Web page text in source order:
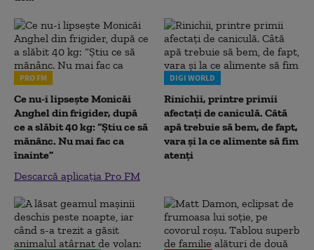
PRO FM
Ce nu-i lipsește Monicăi
Anghel din frigider, după
ce a slăbit 40 kg: “Știu ce să
mănânc. Nu mai fac ca
înainte”
Descarcă aplicația Pro FM
DIGI WORLD
Rinichii, printre primii
afectați de caniculă. Câtă
apă trebuie să bem, de fapt,
vara și la ce alimente să fim
atenți